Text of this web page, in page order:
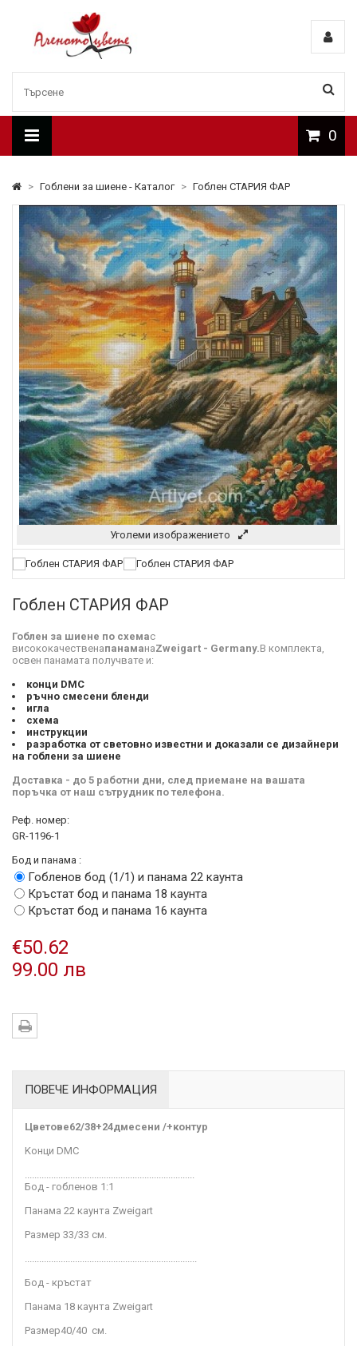
0
> Гоблени за шиене - Каталог > Гоблен СТАРИЯ ФАР
Уголеми изображението
Гоблен СТАРИЯ ФАР
Гоблен за шиене по схемас
висококачественапанаманаZweigart - Germany.В комплекта,
освен панамата получвате и:
конци DMC
ръчно смесени бленди
игла
схема
инструкции
разработка от световно известни и доказали се дизайнери
на гоблени за шиене
Доставка - до 5 работни дни, след приемане на вашата
поръчка от наш сътрудник по телефона.
Реф. номер:
GR-1196-1
Бод и панама :
Гобленов бод (1/1) и панама 22 каунта
Кръстат бод и панама 18 каунта
Кръстат бод и панама 16 каунта
€50.62
99.00 лв
ПОВЕЧЕ ИНФОРМАЦИЯ
Цветове62/38+24дмесени /+контур
Kонци DMC
.......................................................................
Бод - гобленов 1:1
Панама 22 каунта Zweigart
Размер 33/33 см.
........................................................................
Бод - кръстат
Панама 18 каунта Zweigart
Размер40/40 см.